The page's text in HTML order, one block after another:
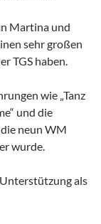
Martina und
sehr großen
TGS haben.
wie „Tanz
und die
neun WM
wurde.
als